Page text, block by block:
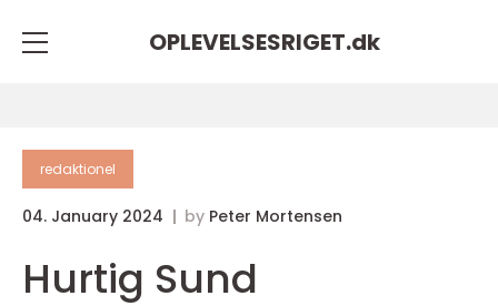
OPLEVELSESRIGET.dk
redaktionel
04. January 2024 by Peter Mortensen
Hurtig Sund